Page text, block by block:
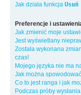
Jak działa funkcja
Preferencje i
Jak zmienić moje
Jest wyświetlany
Została wykonana
czas!
Mojego języka nie ma
Jak można
Co to jest ranga i jak
Podczas próby